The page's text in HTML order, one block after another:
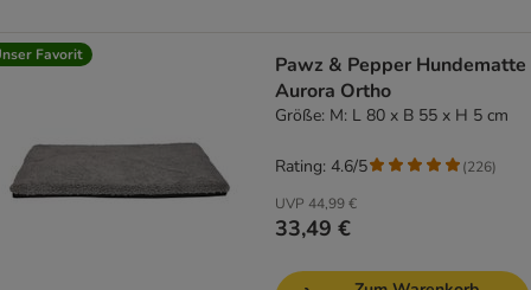
Favorit
Pawz & Pepper Hundematte
Aurora Ortho
Größe: M: L 80 x B 55 x H 5 cm
UVP 44,99 €
33,49 €
Rating: 4.6/5 (226)